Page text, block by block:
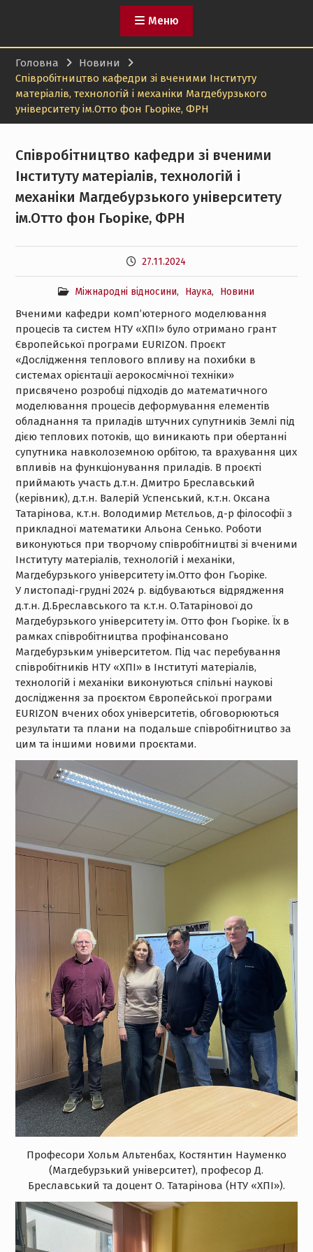
Меню
Головна
Новини
Співробітництво кафедри зі вченими Інституту
матеріалів, технологій і механіки Магдебурзького
університету ім.Отто фон Гьоріке, ФРН
Співробітництво кафедри зі вченими
Інституту матеріалів, технологій і
механіки Магдебурзького університету
ім.Отто фон Гьоріке, ФРН
27.11.2024
Міжнародні відносини, Наука, Новини
Вченими кафедри комп’ютерного моделювання
процесів та систем НТУ «ХПІ» було отримано грант
Європейської програми EURIZON. Проєкт
«Дослідження теплового впливу на похибки в
системах орієнтації аерокосмічної техніки»
присвячено розробці підходів до математичного
моделювання процесів деформування елементів
обладнання та приладів штучних супутників Землі під
дією теплових потоків, що виникають при обертанні
супутника навколоземною орбітою, та врахування цих
впливів на функціонування приладів. В проєкті
приймають участь д.т.н. Дмитро Бреславський
(керівник), д.т.н. Валерій Успенський, к.т.н. Оксана
Татарінова, к.т.н. Володимир Мєтєльов, д-р філософії з
прикладної математики Альона Сенько. Роботи
виконуються при творчому співробітництві зі вченими
Інституту матеріалів, технологій і механіки,
Магдебурзького університету ім.Отто фон Гьоріке.
У листопаді-грудні 2024 р. відбуваються відрядження
д.т.н. Д.Бреславського та к.т.н. О.Татарінової до
Магдебурзького університету ім. Отто фон Гьоріке. Їх в
рамках співробітництва профінансовано
Магдебурзьким університетом. Під час перебування
співробітників НТУ «ХПІ» в Інституті матеріалів,
технологій і механіки виконуються спільні наукові
дослідження за проєктом Європейської програми
EURIZON вчених обох університетів, обговорюються
результати та плани на подальше співробітництво за
цим та іншими новими проєктами.
Професори Хольм Альтенбах, Костянтин Науменко
(Магдебурзький університет), професор Д.
Бреславський та доцент О. Татарінова (НТУ «ХПІ»).